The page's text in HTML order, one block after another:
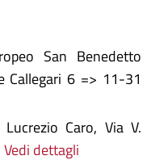
San Benedetto
Callegari 6 => 11-31
Lucrezio Caro, Via V.
Vedi dettagli